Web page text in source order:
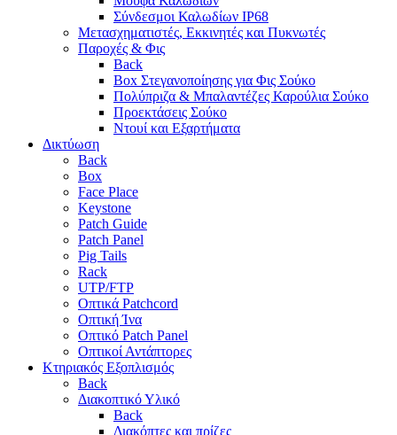
Σύνδεσμοι Καλωδίων IP68
Μετασχηματιστές, Εκκινητές και Πυκνωτές
Παροχές & Φις
Back
Box Στεγανοποίησης για Φις Σούκο
Πολύπριζα & Μπαλαντέζες Καρούλια Σούκο
Προεκτάσεις Σούκο
Ντουί και Εξαρτήματα
Δικτύωση
Back
Box
Face Place
Keystone
Patch Guide
Patch Panel
Pig Tails
Rack
UTP/FTP
Οπτικά Patchcord
Οπτική Ίνα
Οπτικό Patch Panel
Οπτικοί Αντάπτορες
Κτηριακός Εξοπλισμός
Back
Διακοπτικό Υλικό
Back
Διακόπτες και πρίζες